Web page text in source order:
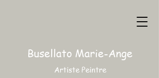
Busellato Marie-Ange
Artiste Peintre